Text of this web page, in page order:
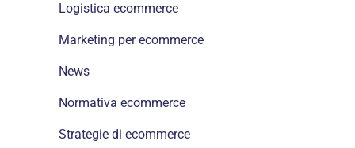
Logistica ecommerce
Marketing per ecommerce
News
Normativa ecommerce
Strategie di ecommerce